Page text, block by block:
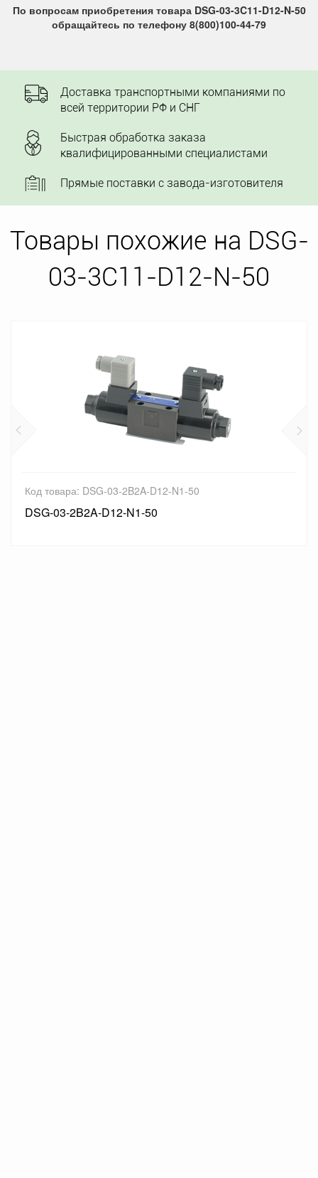
По вопросам приобретения товара DSG-03-3C11-D12-N-50
обращайтесь по телефону 8(800)100-44-79
Доставка транспортными компаниями по
всей территории РФ и СНГ
Быстрая обработка заказа
квалифицированными специалистами
Прямые поставки с завода-изготовителя
Товары похожие на DSG-
03-3C11-D12-N-50
03-2B2A-D12-N1-50
D12-N1-50